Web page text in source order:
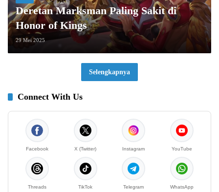
Deretan Marksman Paling Sakit di
Honor of Kings
29 Mei 2025
Selengkapnya
Connect With Us
Facebook X (Twitter) Instagram YouTube
Threads TikTok Telegram WhatsApp